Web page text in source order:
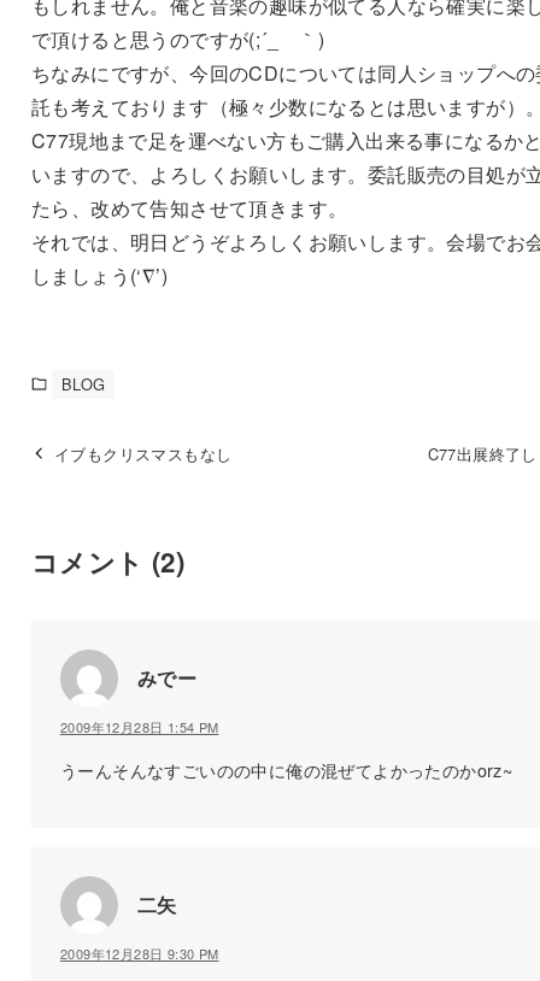
で頂けると思うのですが(;´_ゝ｀)
ちなみにですが、今回のCDについては同人ショップへ
託も考えております（極々少数になるとは思いますが）
C77現地まで足を運べない方もご購入出来る事になるか
いますので、よろしくお願いします。委託販売の目処が
たら、改めて告知させて頂きます。
それでは、明日どうぞよろしくお願いします。会場でお
しましょう(‘∇’)
BLOG
イブもクリスマスもなし C77出展終了
コメント (2)
みでー
2009年12月28日 1:54 PM
うーんそんなすごいのの中に俺の混ぜてよかったのかorz~
二矢
2009年12月28日 9:30 PM